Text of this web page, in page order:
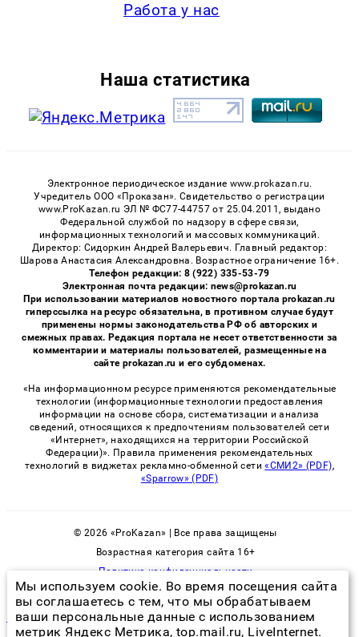
Работа у нас
Наша статистика
Электронное периодическое издание www.prokazan.ru.
Учредитель ООО «Проказан». Cвидетельство о регистрации
www.ProKazan.ru ЭЛ № ФС77-44757 от 25.04.2011, выдано
Федеральной службой по надзору в сфере связи,
информационных технологий и массовых коммуникаций.
Директор: Сидоркин Андрей Валерьевич. Главный редактор:
Шарова Анастасия Александровна. Возрастное ограничение 16+.
Телефон редакции: 8 (922) 335-53-79
Электронная почта редакции: news@prokazan.ru
При использовании материалов новостного портала prokazan.ru
гиперссылка на ресурс обязательна, в противном случае будут
применены нормы законодательства РФ об авторских и
смежных правах. Редакция портала не несет ответственности за
комментарии и материалы пользователей, размещенные на
сайте prokazan.ru и его субдоменах.
«На информационном ресурсе применяются рекомендательные
технологии (информационные технологии предоставления
информации на основе сбора, систематизации и анализа
сведений, относящихся к предпочтениям пользователей сети
«Интернет», находящихся на территории Российской
Федерации)». Правила применения рекомендательных
технологий в виджетах рекламно-обменной сети«СМИ2» (PDF),
«Sparrow» (PDF)
© 2026 «ProKazan» | Все права защищены
Возрастная категория сайта 16+
Политика конфиденциальности
каким раствором опрыскивают борщевик
Мы используем cookie. Во время посещения сайта
вы соглашаетесь с тем, что мы обрабатываем
ваши персональные данные с использованием
метрик Яндекс Метрика, top.mail.ru, LiveInternet.